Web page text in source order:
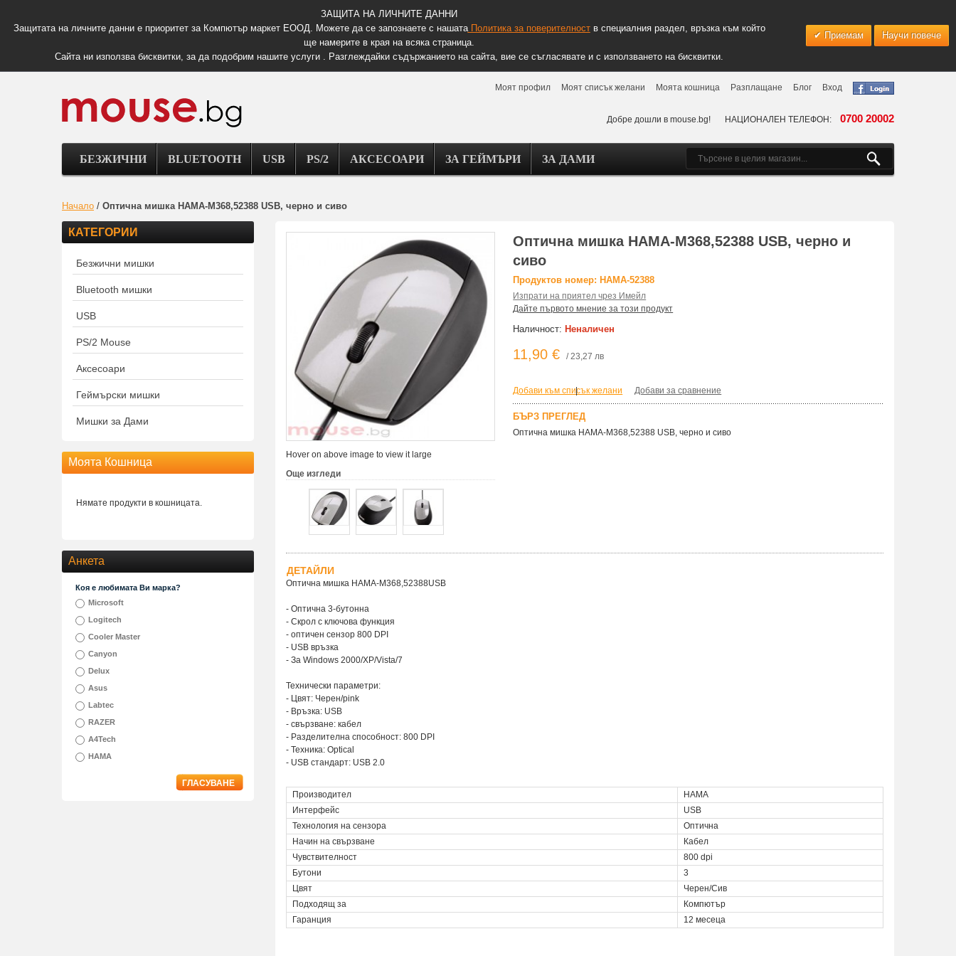
ЗАЩИТА НА ЛИЧНИТЕ ДАННИ
Защитата на личните данни е приоритет за Компютър маркет ЕООД. Можете да се запознаете с нашатаПолитика за поверителноств специалния раздел, връзка към който
ще намерите в края на всяка страница.
Сайта ни използва бисквитки, за да подобрим нашите услуги . Разглеждайки съдържанието на сайта, вие се съгласявате и с използването на бисквитки.
Приемам Научи повече
Моят профил Моят списък желани Моята кошница Разплащане Блог Вход
Добре дошли в mouse.bg! НАЦИОНАЛЕН ТЕЛЕФОН: 0700 20002
БЕЗЖИЧНИ BLUETOOTH USB PS/2 АКСЕСОАРИ ЗА ГЕЙМЪРИ ЗА ДАМИ
Начало / Оптична мишка HAMA-M368,52388 USB, черно и сиво
Hover on above image to view it large
Още изгледи
Оптична мишка HAMA-M368,52388 USB, черно и
сиво
Продуктов номер: HAMA-52388
Изпрати на приятел чрез Имейл
Дайте първото мнение за този продукт
Наличност: Неналичен
11,90 € / 23,27 лв
Добави към списък желани
| Добави за сравнение
БЪРЗ ПРЕГЛЕД
Оптична мишка HAMA-M368,52388 USB, черно и сиво
ДЕТАЙЛИ
Оптична мишка HAMA-M368,52388USB
- Оптична 3-бутонна
- Скрол с ключова функция
- оптичен сензор 800 DPI
- USB връзка
- За Windows 2000/XP/Vista/7
Технически параметри:
- Цвят: Черен/pink
- Връзка: USB
- свързване: кабел
- Разделителна способност: 800 DPI
- Техника: Optical
- USB стандарт: USB 2.0
Производител
HAMA
Интерфейс
USB
Технология на сензора
Оптична
Начин на свързване
Кабел
Чувствителност
800 dpi
Бутони
3
Цвят
Черен/Сив
Подходящ за
Компютър
Гаранция
12 месеца
КАТЕГОРИИ
Безжични мишки
Bluetooth мишки
USB
PS/2 Mouse
Аксесоари
Геймърски мишки
Мишки за Дами
Моята Кошница
Нямате продукти в кошницата.
Анкета
Коя е любимата Ви марка?
Microsoft
Logitech
Cooler Master
Canyon
Delux
Asus
Labtec
RAZER
A4Tech
HAMA
ГЛАСУВАНЕ